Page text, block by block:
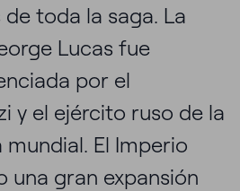
toda la saga. La
Lucas fue
por el
y el ejército ruso de la
El Imperio
una gran expansión